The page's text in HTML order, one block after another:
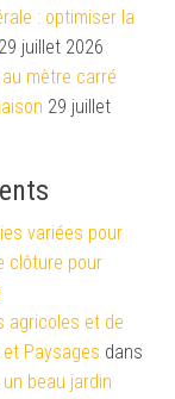
: optimiser la
29 juillet 2026
mètre carré
29 juillet
variées pour
clôture pour
agricoles et de
Paysages dans
beau jardin